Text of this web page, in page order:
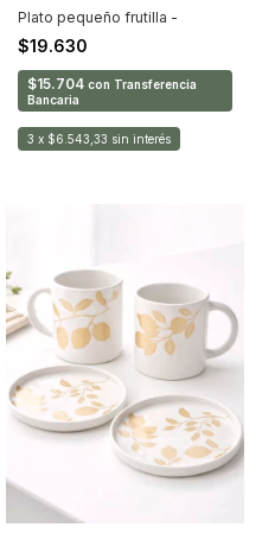
Plato pequeño frutilla -
$19.630
$15.704 con Transferencia
Bancaria
3 x $6.543,33 sin interés